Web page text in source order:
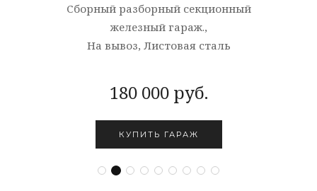
Сборный разборный секционный
железный гараж.,
На вывоз, Листовая сталь
180 000 руб.
КУПИТЬ ГАРАЖ